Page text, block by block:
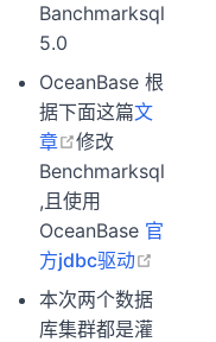
Banchmarksql
5.0
OceanBase 根
据下面这篇文
章
open in new
修改
Benchmarksql
,且使用
OceanBase 官
方jdbc驱动
本次两个数据
库集群都是灌